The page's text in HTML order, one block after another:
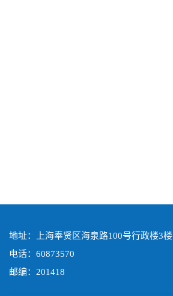
地址：上海奉贤区海泉路100号行政楼3楼
电话：60873570
邮编：201418